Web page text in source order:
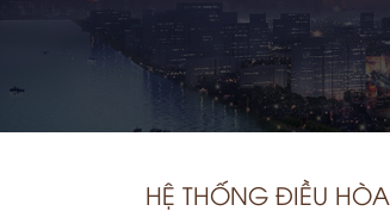
HỆ THỐNG ĐIỀU HÒA